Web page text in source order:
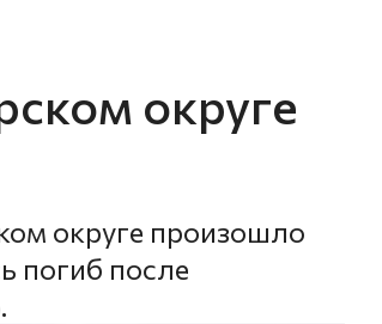
округе
округе произошло
погиб после